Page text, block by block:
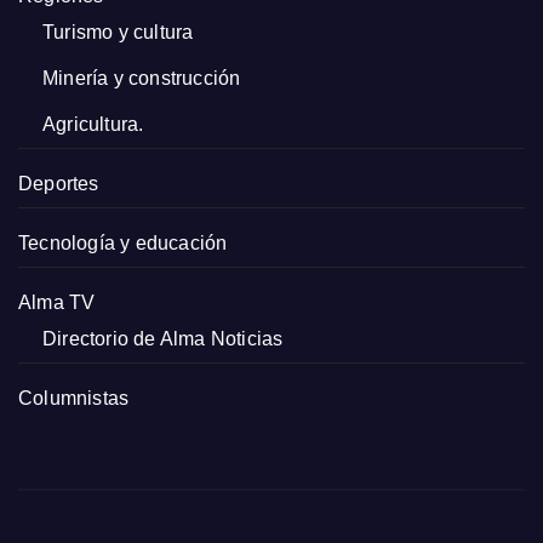
Turismo y cultura
Minería y construcción
Agricultura.
Deportes
Tecnología y educación
Alma TV
Directorio de Alma Noticias
Columnistas